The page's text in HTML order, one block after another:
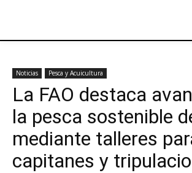
Noticias Pesca y Acuicultura
La FAO destaca
la pesca sostenible
mediante talleres
capitanes y